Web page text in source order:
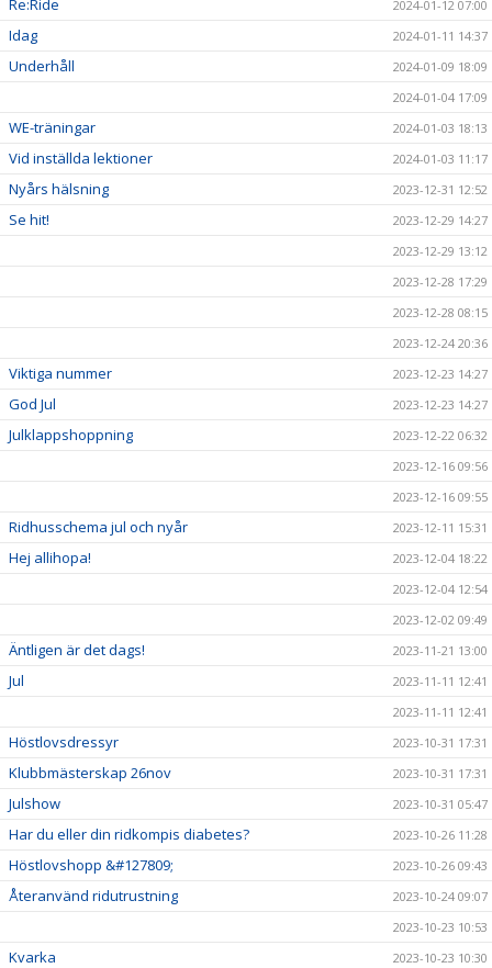
Re:Ride 2024-01-12 07:00
Idag 2024-01-11 14:37
Underhåll
2024-01-09 18:09
2024-01-04 17:09
WE-träningar 2024-01-03 18:13
Vid inställda lektioner 2024-01-03 11:17
Nyårs hälsning 2023-12-31 12:52
Se hit!
2023-12-29 14:27
2023-12-29 13:12
2023-12-28 17:29
2023-12-28 08:15
2023-12-24 20:36
Viktiga nummer 2023-12-23 14:27
God Jul 2023-12-23 14:27
Julklappshoppning
2023-12-22 06:32
2023-12-16 09:56
2023-12-16 09:55
Ridhusschema jul och nyår 2023-12-11 15:31
Hej allihopa!
2023-12-04 18:22
2023-12-04 12:54
2023-12-02 09:49
Äntligen är det dags! 2023-11-21 13:00
Jul
2023-11-11 12:41
2023-11-11 12:41
Höstlovsdressyr 2023-10-31 17:31
Klubbmästerskap 26nov 2023-10-31 17:31
Julshow 2023-10-31 05:47
Har du eller din ridkompis diabetes? 2023-10-26 11:28
Höstlovshopp &#127809; 2023-10-26 09:43
Återanvänd ridutrustning
2023-10-24 09:07
2023-10-23 10:53
Kvarka 2023-10-23 10:30